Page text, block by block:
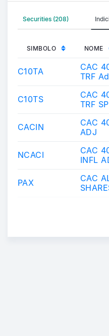
Securities (208)
SIMBOLO NOME
C10TA
CAC
TRF
C10TS
CAC
TRF
CACIN
CAC
ADJ
NCACI
CAC
INFL
PAX
CAC